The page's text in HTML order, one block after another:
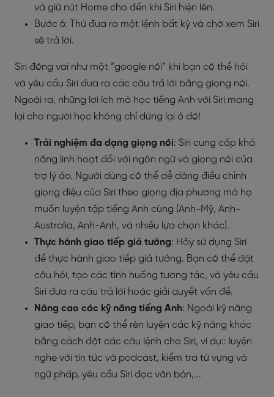
và giữ nút Home cho đến khi Siri hiện lên.
Bước 6: Thử đưa ra một lệnh bất kỳ và chờ xem Siri
sẽ trả lời.
Siri đóng vai như một “google nói” khi bạn có thể hỏi
và yêu cầu Siri đưa ra các câu trả lời bằng giọng nói.
Ngoài ra, những lợi ích mà học tiếng Anh với Siri mang
lại cho người học không chỉ dừng lại ở đó!
Trải nghiệm đa dạng giọng nói: Siri cung cấp khả
năng linh hoạt đối với ngôn ngữ và giọng nói của
trợ lý ảo. Người dùng có thể dễ dàng điều chỉnh
giọng điệu của Siri theo giọng địa phương mà họ
muốn luyện tập tiếng Anh cùng (Anh-Mỹ, Anh-
Australia, Anh-Anh, và nhiều lựa chọn khác).
Thực hành giao tiếp giả tưởng: Hãy sử dụng Siri
để thực hành giao tiếp giả tưởng. Bạn có thể đặt
câu hỏi, tạo các tình huống tương tác, và yêu cầu
Siri đưa ra câu trả lời hoặc giải quyết vấn đề.
Nâng cao các kỹ năng tiếng Anh: Ngoài kỹ năng
giao tiếp, bạn có thể rèn luyện các kỹ năng khác
bằng cách đặt các câu lệnh cho Siri, ví dụ:: luyện
nghe với tin tức và podcast, kiểm tra từ vựng và
ngữ pháp, yêu cầu Siri đọc văn bản,...